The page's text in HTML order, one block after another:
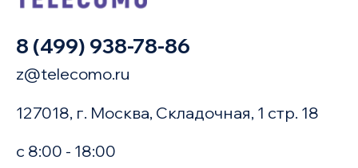
8 (499) 938-78-86
z@telecomo.ru
127018, г. Москва, Складочная, 1 стр. 18
с 8:00 - 18:00